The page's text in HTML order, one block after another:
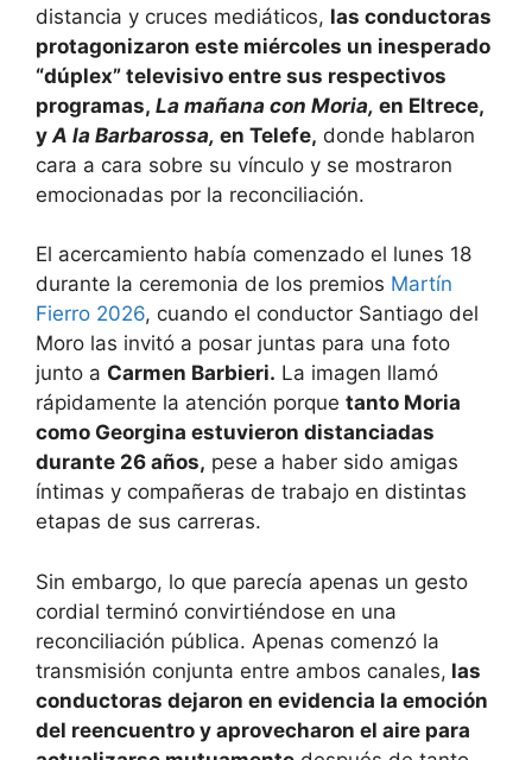
distancia y cruces mediáticos, las conductoras
protagonizaron este miércoles un inesperado
“dúplex” televisivo entre sus respectivos
programas, La mañana con Moria, en Eltrece,
y A la Barbarossa, en Telefe, donde hablaron
cara a cara sobre su vínculo y se mostraron
emocionadas por la reconciliación.
El acercamiento había comenzado el lunes 18
durante la ceremonia de los premios Martín
Fierro 2026, cuando el conductor Santiago del
Moro las invitó a posar juntas para una foto
junto a Carmen Barbieri. La imagen llamó
rápidamente la atención porque tanto Moria
como Georgina estuvieron distanciadas
durante 26 años, pese a haber sido amigas
íntimas y compañeras de trabajo en distintas
etapas de sus carreras.
Sin embargo, lo que parecía apenas un gesto
cordial terminó convirtiéndose en una
reconciliación pública. Apenas comenzó la
transmisión conjunta entre ambos canales, las
conductoras dejaron en evidencia la emoción
del reencuentro y aprovecharon el aire para